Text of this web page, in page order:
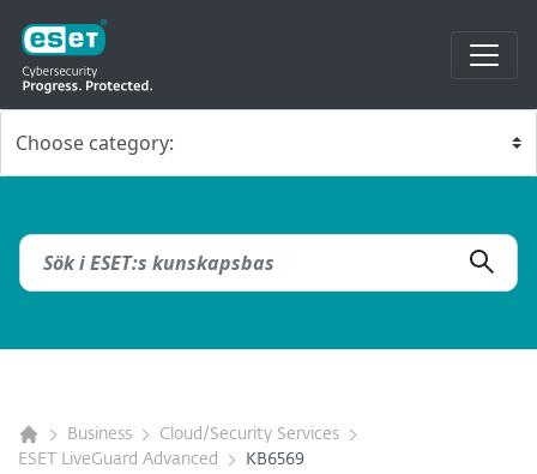
Business
Cloud/Security Services
ESET LiveGuard Advanced
KB6569